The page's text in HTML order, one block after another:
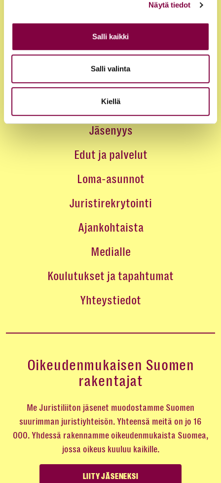
Näytä tiedot
Salli kaikki
Salli valinta
Kiellä
Jäsenyys
Edut ja palvelut
Loma-asunnot
Juristirekrytointi
Ajankohtaista
Medialle
Koulutukset ja tapahtumat
Yhteystiedot
Oikeudenmukaisen Suomen
rakentajat
Me Juristiliiton jäsenet muodostamme Suomen
suurimman juristiyhteisön. Yhteensä meitä on jo 16
000. Yhdessä rakennamme oikeudenmukaista Suomea,
jossa oikeus kuuluu kaikille.
LIITY JÄSENEKSI